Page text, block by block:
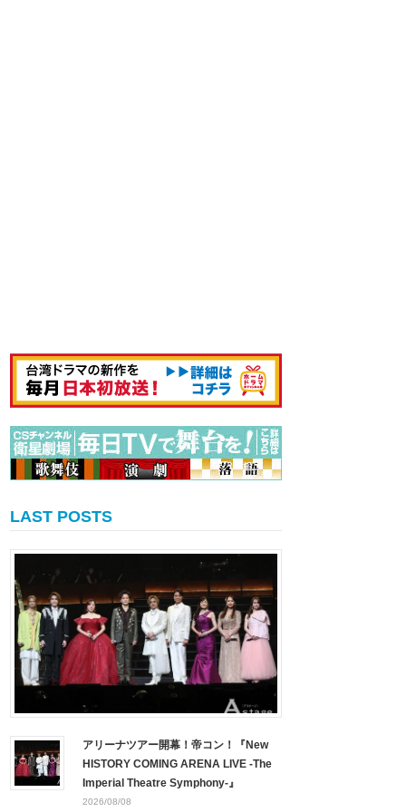
LAST POSTS
アリーナツアー開幕！帝コン！『New
HISTORY COMING ARENA LIVE -The
Imperial Theatre Symphony-』
2026/08/08